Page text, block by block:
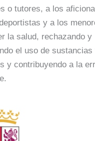
o tutores, a los
y a los
la salud, rechazando y
el uso de sustancias
y contribuyendo a la